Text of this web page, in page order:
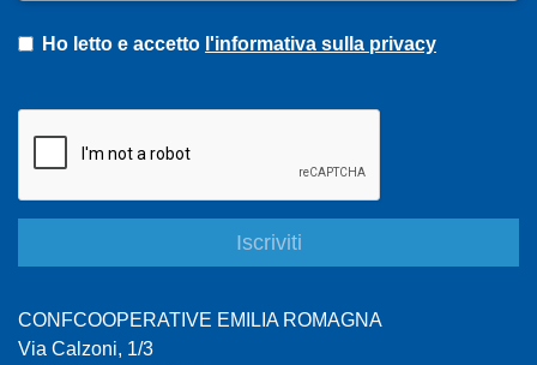
Ho letto e accetto l'informativa sulla privacy
CONFCOOPERATIVE EMILIA ROMAGNA
Via Calzoni, 1/3